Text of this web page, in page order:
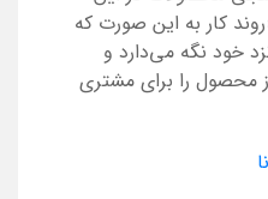
کار به این صورت که
خود نگه می‌دارد و
فرصت دارد تا ۳ روز محصول را برای مشتری